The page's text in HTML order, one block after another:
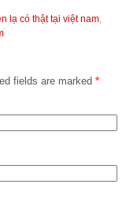
lạ có thật tại việt nam
fields are marked *